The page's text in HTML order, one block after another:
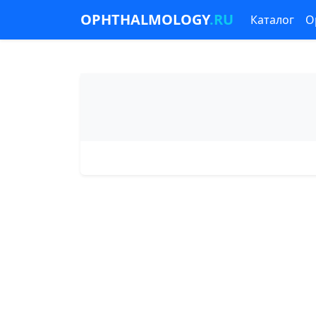
OPHTHALMOLOGY.RU Каталог